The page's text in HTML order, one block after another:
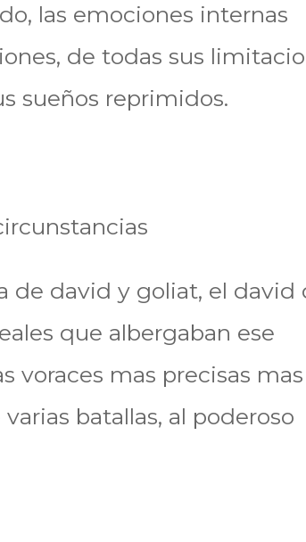
las emociones internas
de todas sus
sueños reprimidos.
de david y goliat, el david
que albergaban ese
voraces mas precisas mas
batallas, al poderoso